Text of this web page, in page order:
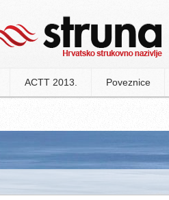
ACTT 2013. Poveznice